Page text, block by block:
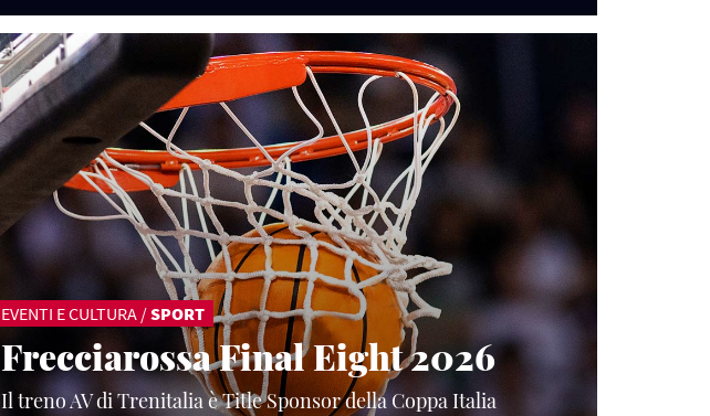
EVENTI E CULTURA /SPORT
Frecciarossa Final Eight 2026
Il treno AV di Trenitalia è Title Sponsor della Coppa Italia